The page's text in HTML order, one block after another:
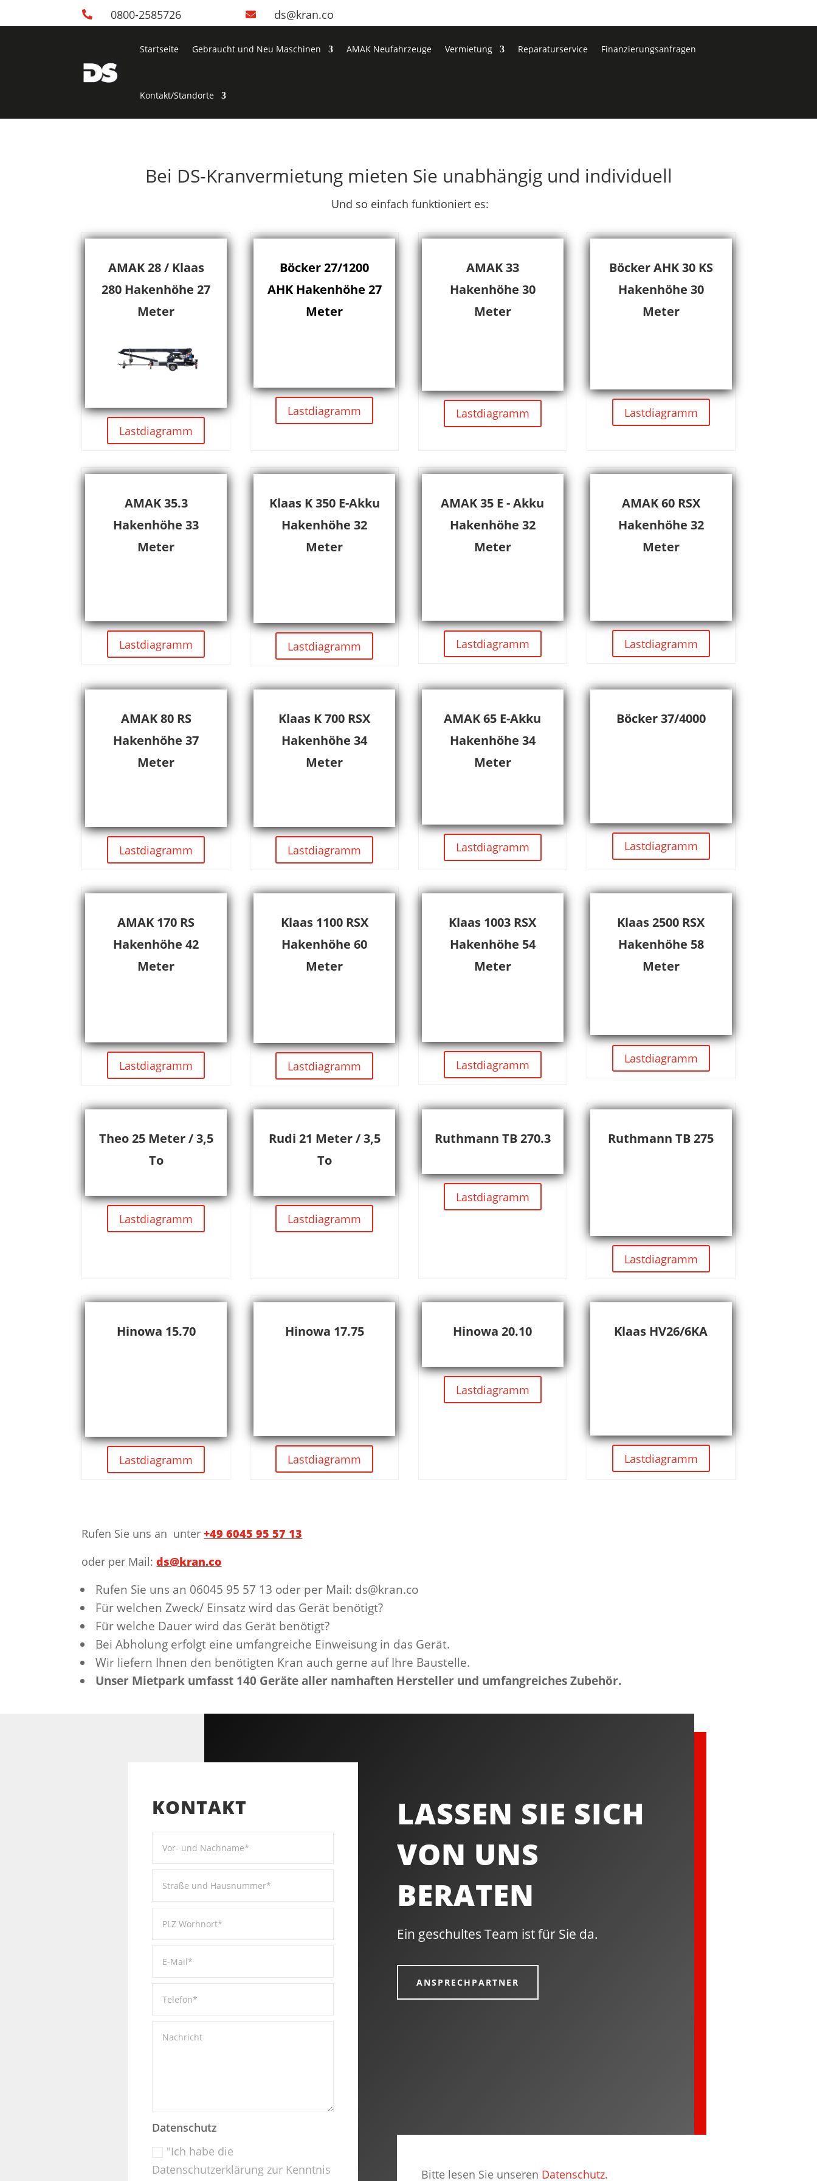
 0800-2585726  ds@kran.co
Startseite Gebraucht und Neu Maschinen AMAK Neufahrzeuge Vermietung Reparaturservice Finanzierungsanfragen
Kontakt/Standorte
Bei DS-Kranvermietung mieten Sie unabhängig und individuell
Und so einfach funktioniert es:
AMAK 28 / Klaas
280 Hakenhöhe 27
Meter
Lastdiagramm
Böcker 27/1200
AHK Hakenhöhe 27
Meter
Lastdiagramm
AMAK 33
Hakenhöhe 30
Meter
Lastdiagramm
Böcker AHK 30 KS
Hakenhöhe 30
Meter
Lastdiagramm
AMAK 35.3
Hakenhöhe 33
Meter
Lastdiagramm
Klaas K 350 E-Akku
Hakenhöhe 32
Meter
Lastdiagramm
AMAK 35 E - Akku
Hakenhöhe 32
Meter
Lastdiagramm
AMAK 60 RSX
Hakenhöhe 32
Meter
Lastdiagramm
AMAK 80 RS
Hakenhöhe 37
Meter
Lastdiagramm
Klaas K 700 RSX
Hakenhöhe 34
Meter
Lastdiagramm
AMAK 65 E-Akku
Hakenhöhe 34
Meter
Lastdiagramm
Böcker 37/4000
Lastdiagramm
AMAK 170 RS
Hakenhöhe 42
Meter
Lastdiagramm
Klaas 1100 RSX
Hakenhöhe 60
Meter
Lastdiagramm
Klaas 1003 RSX
Hakenhöhe 54
Meter
Lastdiagramm
Klaas 2500 RSX
Hakenhöhe 58
Meter
Lastdiagramm
Theo 25 Meter / 3,5
To
Lastdiagramm
Rudi 21 Meter / 3,5
To
Lastdiagramm
Ruthmann TB 270.3
Lastdiagramm
Ruthmann TB 275
Lastdiagramm
Hinowa 15.70
Lastdiagramm
Hinowa 17.75
Lastdiagramm
Hinowa 20.10
Lastdiagramm
Klaas HV26/6KA
Lastdiagramm
Rufen Sie uns an unter+49 6045 95 57 13
oder per Mail:ds@kran.co
Rufen Sie uns an 06045 95 57 13 oder per Mail: ds@kran.co
Für welchen Zweck/ Einsatz wird das Gerät benötigt?
Für welche Dauer wird das Gerät benötigt?
Bei Abholung erfolgt eine umfangreiche Einweisung in das Gerät.
Wir liefern Ihnen den benötigten Kran auch gerne auf Ihre Baustelle.
Unser Mietpark umfasst 140 Geräte aller namhaften Hersteller und umfangreiches Zubehör.
KONTAKT
Datenschutz
"Ich habe die
Datenschutzerklärung zur Kenntnis
LASSEN SIE SICH
VON UNS
BERATEN
Ein geschultes Team ist für Sie da.
ANSPRECHPARTNER
Bitte lesen Sie unseren Datenschutz.